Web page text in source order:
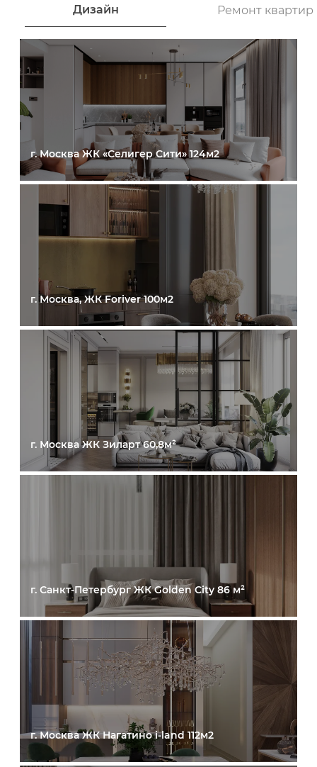
Дизайн Ремонт квартир
г. Москва ЖК «Селигер Сити» 124м2
г. Москва, ЖК Foriver 100м2
г. Москва ЖК Зиларт 60,8м²
г. Санкт-Петербург ЖК Golden City 86 м²
г. Москва ЖК Нагатино i-land 112м2